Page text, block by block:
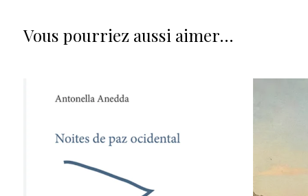
Vous pourriez aussi aimer…